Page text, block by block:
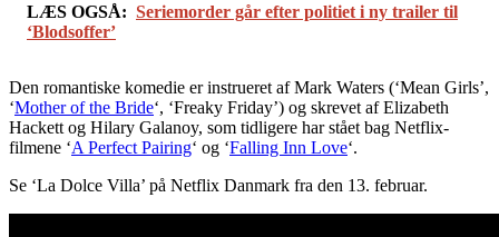
LÆS OGSÅ: Seriemorder går efter politiet i ny trailer til
‘Blodsoffer’
Den romantiske komedie er instrueret af Mark Waters (‘Mean Girls’,
‘Mother of the Bride‘, ‘Freaky Friday’) og skrevet af Elizabeth
Hackett og Hilary Galanoy, som tidligere har stået bag Netflix-
filmene ‘A Perfect Pairing‘ og ‘Falling Inn Love‘.
Se ‘La Dolce Villa’ på Netflix Danmark fra den 13. februar.